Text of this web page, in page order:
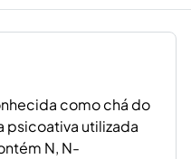
como chá do
psicoativa utilizada
N, N-